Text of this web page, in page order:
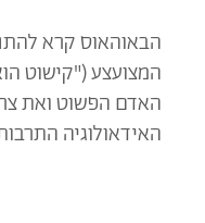
הבאוהאוס קרא
המצועצע ("קישוט
האדם הפשוט ואת
האידאולוגיה